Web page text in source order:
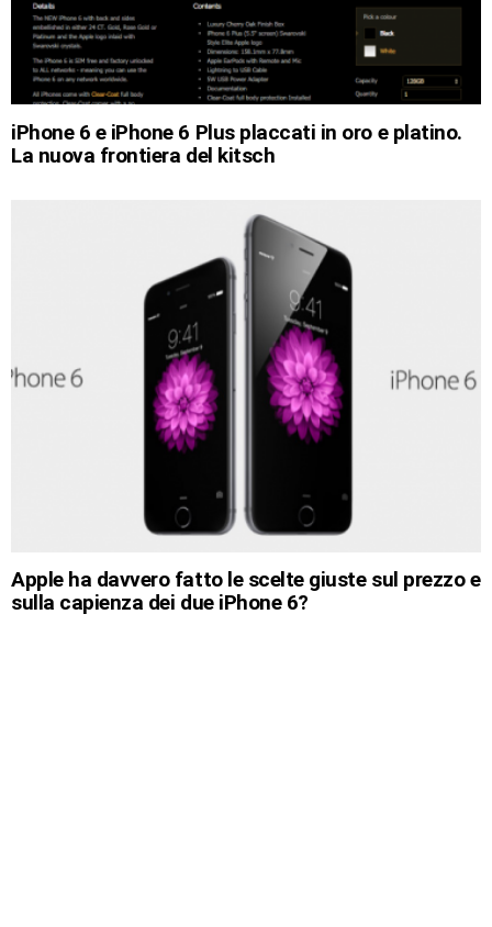
iPhone 6 e iPhone 6 Plus placcati in oro e platino.
La nuova frontiera del kitsch
Apple ha davvero fatto le scelte giuste sul prezzo e
sulla capienza dei due iPhone 6?